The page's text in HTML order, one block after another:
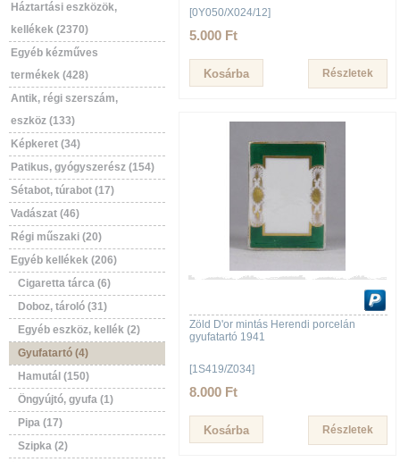
Háztartási eszközök,
kellékek (2370)
Egyéb kézműves
termékek (428)
Antik, régi szerszám,
eszköz (133)
Képkeret (34)
Patikus, gyógyszerész (154)
Sétabot, túrabot (17)
Vadászat (46)
Régi műszaki (20)
Egyéb kellékek (206)
Cigaretta tárca (6)
Doboz, tároló (31)
Egyéb eszköz, kellék (2)
Gyufatartó (4)
Hamutál (150)
Öngyújtó, gyufa (1)
Pipa (17)
Szipka (2)
[0Y050/X024/12]
5.000 Ft
Részletek
Zöld D'or mintás Herendi porcelán
gyufatartó 1941
[1S419/Z034]
8.000 Ft
Részletek